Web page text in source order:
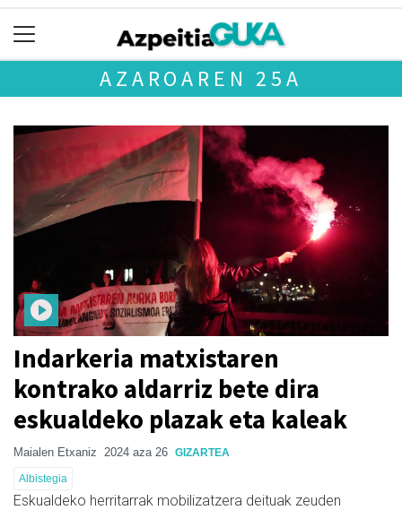
AZAROAREN 25A
Indarkeria matxistaren
kontrako aldarriz bete dira
eskualdeko plazak eta kaleak
Maialen Etxaniz 2024 aza 26 GIZARTEA
Albistegia
Eskualdeko herritarrak mobilizatzera deituak zeuden